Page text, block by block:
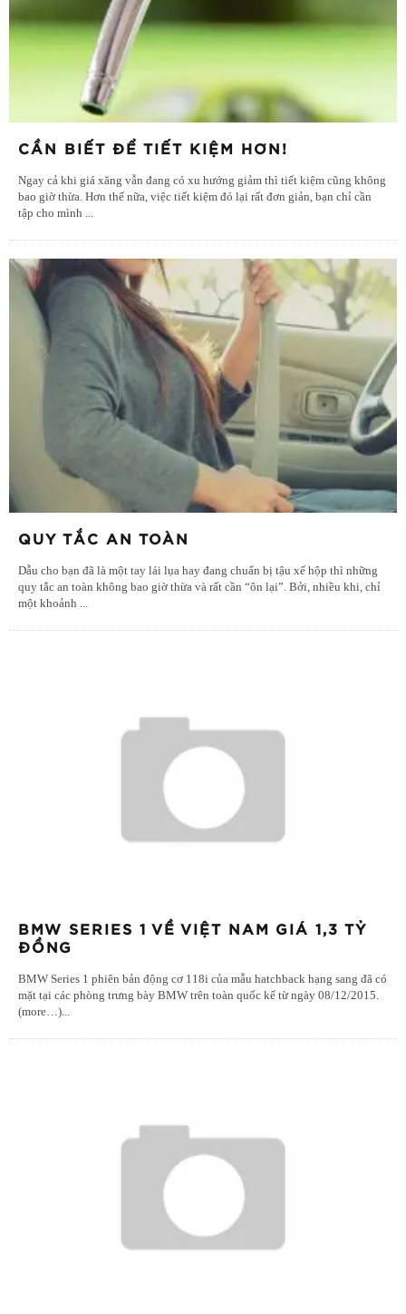
CẦN BIẾT ĐỂ TIẾT KIỆM HƠN!
Ngay cả khi giá xăng vẫn đang có xu hướng giảm thì tiết kiệm cũng không
bao giờ thừa. Hơn thế nữa, việc tiết kiệm đó lại rất đơn giản, bạn chỉ cần
tập cho mình ...
QUY TẮC AN TOÀN
Dẫu cho bạn đã là một tay lái lụa hay đang chuẩn bị tậu xế hộp thì những
quy tắc an toàn không bao giờ thừa và rất cần “ôn lại”. Bởi, nhiều khi, chỉ
một khoảnh
BMW SERIES 1 VỀ VIỆT NAM GIÁ 1,3 TỶ
ĐỒNG
BMW Series 1 phiên bản động cơ 118i của mẫu hatchback hạng sang đã có
mặt tại các phòng trưng bày BMW trên toàn quốc kể từ ngày 08/12/2015.
(more…)